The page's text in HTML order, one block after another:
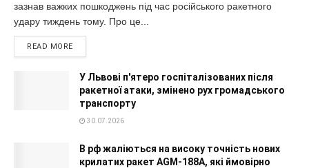
зазнав важких пошкоджень під час російського ракетного
удару тиждень тому. Про це...
READ MORE
У Львові п'ятеро госпіталізованих після
ракетної атаки, змінено рух громадського
транспорту
30.07.2026
В рф жаліються на високу точність нових
крилатих ракет AGM-188A, які ймовірно